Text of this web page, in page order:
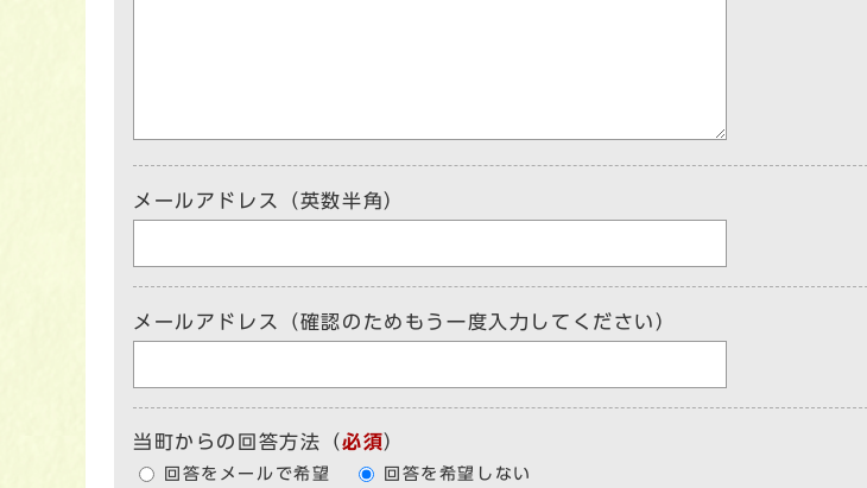
メールアドレス（英数半角）
メールアドレス（確認のためもう一度入力してください）
当町からの回答方法 （必須）
回答をメールで希望 回答を希望しない